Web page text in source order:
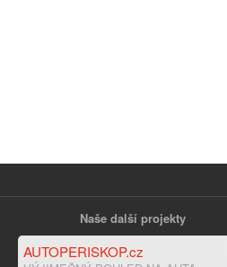
Naše další projekty
AUTOPERISKOP.cz